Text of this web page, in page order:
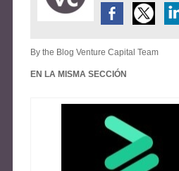
By the Blog Venture Capital Team
EN LA MISMA SECCIÓN